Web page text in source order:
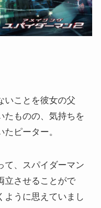
いことを彼女の父
たものの、気持ちを
ピーター。
て、スパイダーマン
立させることがで
ように思えていまし